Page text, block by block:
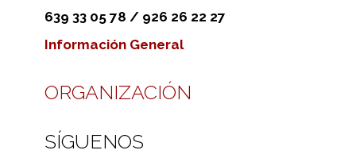
639 33 05 78 / 926 26 22 27
Información General
ORGANIZACIÓN
SÍGUENOS